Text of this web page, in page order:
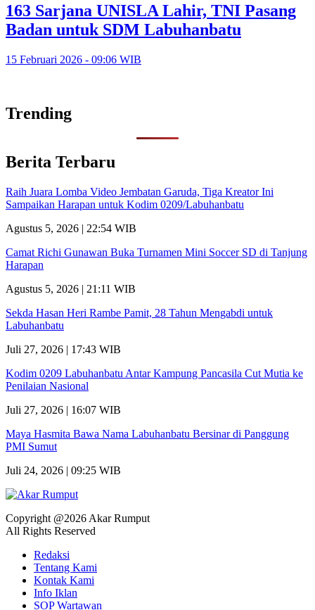
163 Sarjana UNISLA Lahir, TNI Pasang
Badan untuk SDM Labuhanbatu
15 Februari 2026 - 09:06 WIB
Trending
Berita Terbaru
Raih Juara Lomba Video Jembatan Garuda, Tiga Kreator Ini
Sampaikan Harapan untuk Kodim 0209/Labuhanbatu
Agustus 5, 2026 | 22:54 WIB
Camat Richi Gunawan Buka Turnamen Mini Soccer SD di Tanjung
Harapan
Agustus 5, 2026 | 21:11 WIB
Sekda Hasan Heri Rambe Pamit, 28 Tahun Mengabdi untuk
Labuhanbatu
Juli 27, 2026 | 17:43 WIB
Kodim 0209 Labuhanbatu Antar Kampung Pancasila Cut Mutia ke
Penilaian Nasional
Juli 27, 2026 | 16:07 WIB
Maya Hasmita Bawa Nama Labuhanbatu Bersinar di Panggung
PMI Sumut
Juli 24, 2026 | 09:25 WIB
Copyright @2026 Akar Rumput
All Rights Reserved
Redaksi
Tentang Kami
Kontak Kami
Info Iklan
SOP Wartawan